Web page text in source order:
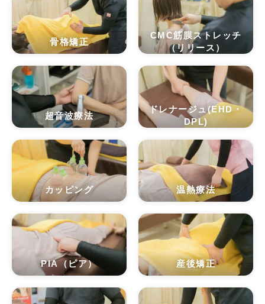
骨格矯正
CMC筋膜ストレッチ
（リリース）
超音波療法
ドレナージュ(EHD・
DPL)
カッピング 温熱療法
PIA（ピア） 産後矯正